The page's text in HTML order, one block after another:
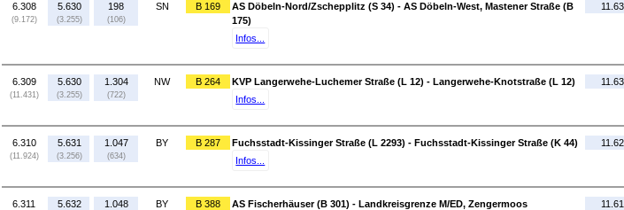
6.308
(9.172)
5.630
(3.255)
198
(106)
SN B 169
AS Döbeln-Nord/Zschepplitz (S 34) - AS Döbeln-West, Mastener Straße (B
175)
Infos...
6.309
(11.431)
5.630
(3.255)
1.304
(722)
NW B 264
KVP Langerwehe-Luchemer Straße (L 12) - Langerwehe-Knotstraße (L 12)
Infos...
6.310
(11.924)
5.631
(3.256)
1.047
(634)
BY B 287
Fuchsstadt-Kissinger Straße (L 2293) - Fuchsstadt-Kissinger Straße (K 44)
Infos...
6.311 5.632 1.048 BY B 388
AS Fischerhäuser (B 301) - Landkreisgrenze M/ED, Zengermoos